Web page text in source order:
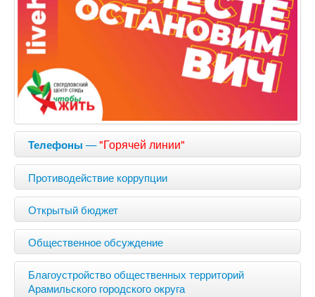
Телефоны —"Горячей линии"
Противодействие коррупции
Открытый бюджет
Общественное обсуждение
Благоустройство общественных территорий
Арамильского городского округа